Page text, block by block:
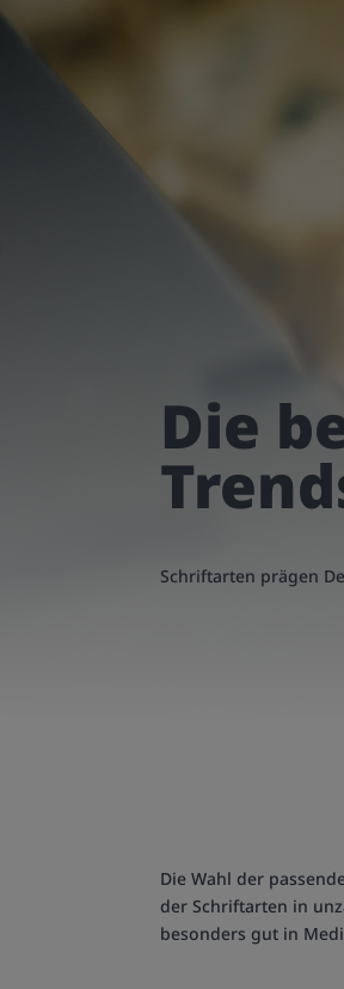
Die
Schriftarten prägen
Die Wahl der
der Schriftarten in
besonders gut in